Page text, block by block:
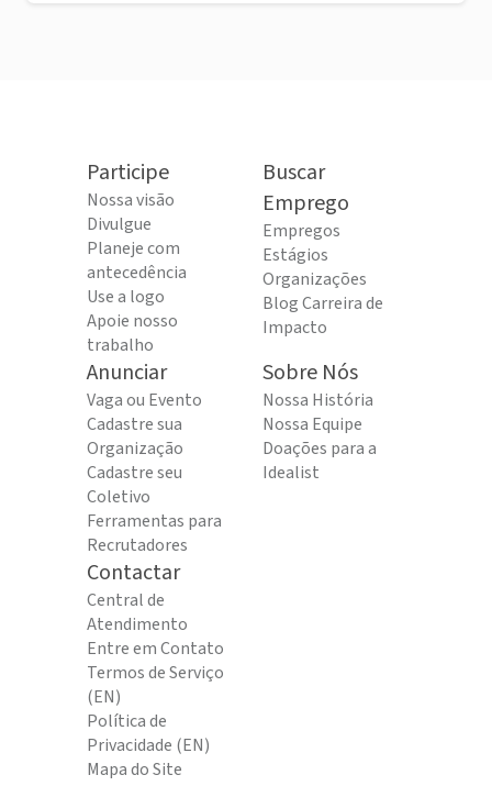
Participe
Nossa visão
Divulgue
Planeje com
antecedência
Use a logo
Apoie nosso
trabalho
Buscar
Emprego
Empregos
Estágios
Organizações
Blog Carreira de
Impacto
Anunciar
Vaga ou Evento
Cadastre sua
Organização
Cadastre seu
Coletivo
Ferramentas para
Recrutadores
Sobre Nós
Nossa História
Nossa Equipe
Doações para a
Idealist
Contactar
Central de
Atendimento
Entre em Contato
Termos de Serviço
(EN)
Política de
Privacidade (EN)
Mapa do Site